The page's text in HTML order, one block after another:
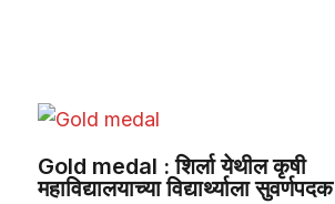
Gold medal : शिर्ला येथील कृषी
महाविद्यालयाच्या विद्यार्थ्याला सुवर्णपदक